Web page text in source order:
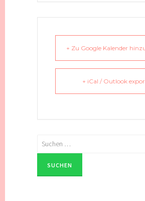
+ Zu Google Kalender
+ iCal / Outlook
Suchen
nach: